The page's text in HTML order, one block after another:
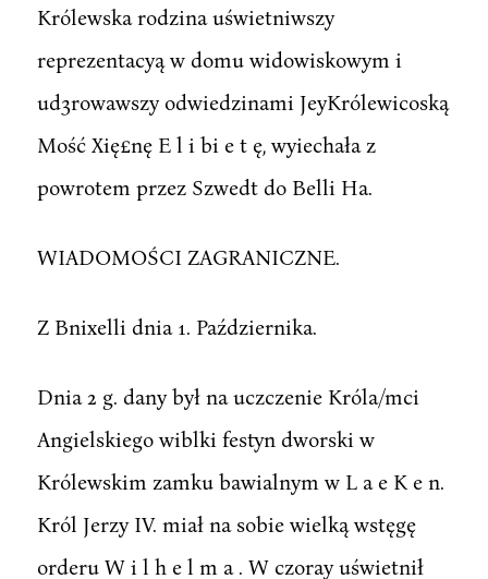
Królewska rodzina uświetniwszy
reprezentacyą w domu widowiskowym i
ud3rowawszy odwiedzinami JeyKrólewicoską
Mość Xię£nę E l i bi e t ę, wyiechała z
powrotem przez Szwedt do Belli Ha.
WIADOMOŚCI ZAGRANICZNE.
Z Bnixelli dnia 1. Października.
Dnia 2 g. dany był na uczczenie Króla/mci
Angielskiego wiblki festyn dworski w
Królewskim zamku bawialnym w L a e K e n.
Król Jerzy IV. miał na sobie wielką wstęgę
orderu W i l h e l m a . W czoray uświetnił